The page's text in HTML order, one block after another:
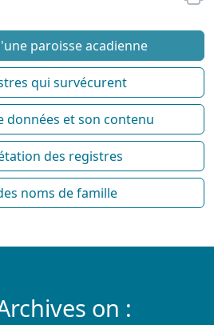
paroisse acadienne
qui survécurent
données et son contenu
des registres
noms de famille
on :